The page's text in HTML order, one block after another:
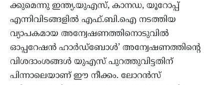
ക്കുമെന്നു ഇന്ത്യ.യുഎസ്, കാനഡ, യൂറോപ്പ്
എന്നിവിടങ്ങളില്‍ എഫ്.ബി.ഐ നടത്തിയ
വ്യാപകമായ അന്വേഷണത്തിനൊടുവില്‍
ഓപ്പറേഷന്‍ ഹാര്‍ഡ്‌ബോള്‍’ അന്വേഷണത്തിന്റെ
വിശദാംശങ്ങള്‍ യുഎസ് പുറത്തുവിട്ടതിന്
പിന്നാലെയാണ് ഈ നീക്കം. ലോറന്‍സ്